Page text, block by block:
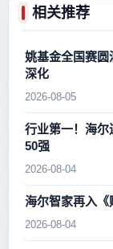
相关推荐
姚基金全国赛圆
深化
2026-08-05
行业第一！海
50强
2026-08-04
海尔智家再入《
2026-08-04